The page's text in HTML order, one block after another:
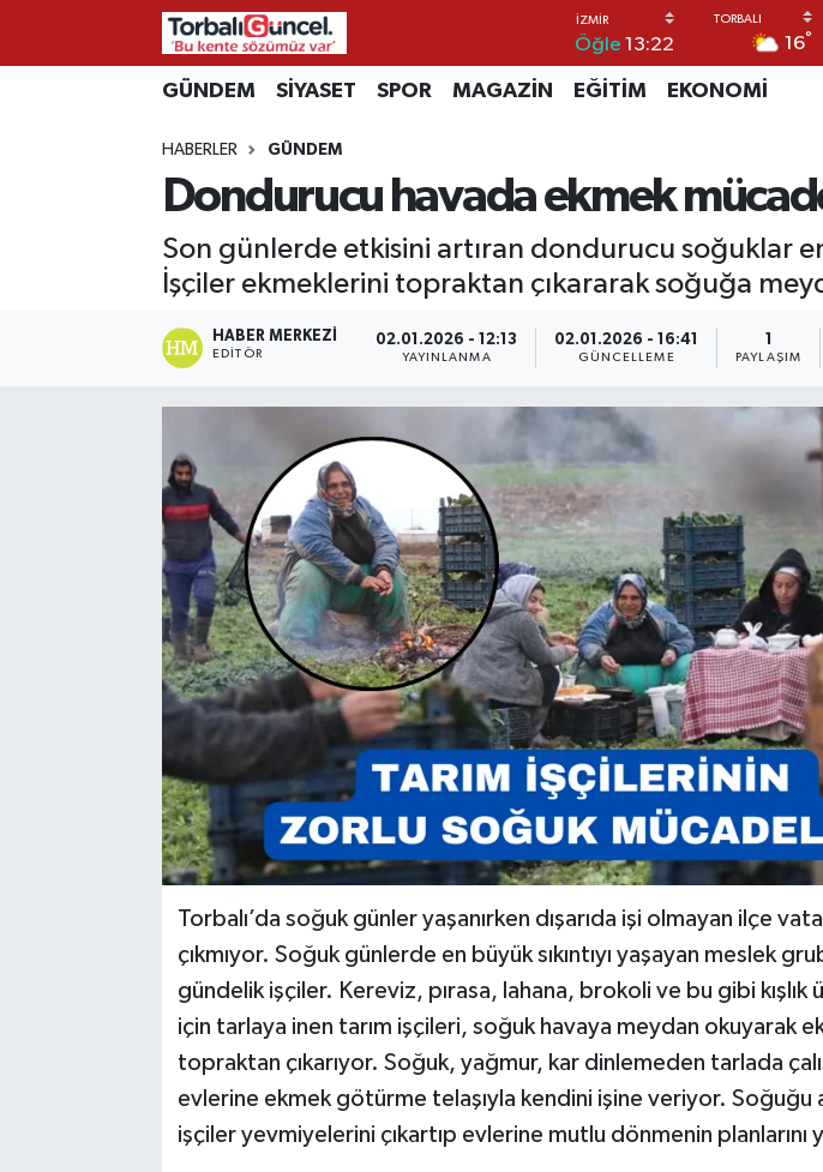
Öğle 13:22 16°
GÜNDEM SİYASET SPOR MAGAZİN EĞİTİM EKONOMİ
HABERLER GÜNDEM
Dondurucu havada ekmek
Son günlerde etkisini artıran dondurucu soğuklar
İşçiler ekmeklerini topraktan çıkararak soğuğa
HABER MERKEZI
EDITÖR
02.01.2026 - 12:13
YAYINLANMA
02.01.2026 - 16:41
GÜNCELLEME
1
PAYLAŞIM
Torbalı’da soğuk günler yaşanırken dışarıda işi olmayan ilçe
çıkmıyor. Soğuk günlerde en büyük sıkıntıyı yaşayan meslek
gündelik işçiler. Kereviz, pırasa, lahana, brokoli ve bu gibi kışlık
için tarlaya inen tarım işçileri, soğuk havaya meydan okuyarak
topraktan çıkarıyor. Soğuk, yağmur, kar dinlemeden tarlada
evlerine ekmek götürme telaşıyla kendini işine veriyor. Soğuğu
işçiler yevmiyelerini çıkartıp evlerine mutlu dönmenin planlarını
İzmir Nöbetçi Eczaneler
İzmir Hava Durumu
İzmir Namaz Vakitleri
İzmir Trafik Yoğunluk Haritası
Süper Lig Puan Durumu ve Fikstür
Son Dakika Haberleri
Haber Arşivi